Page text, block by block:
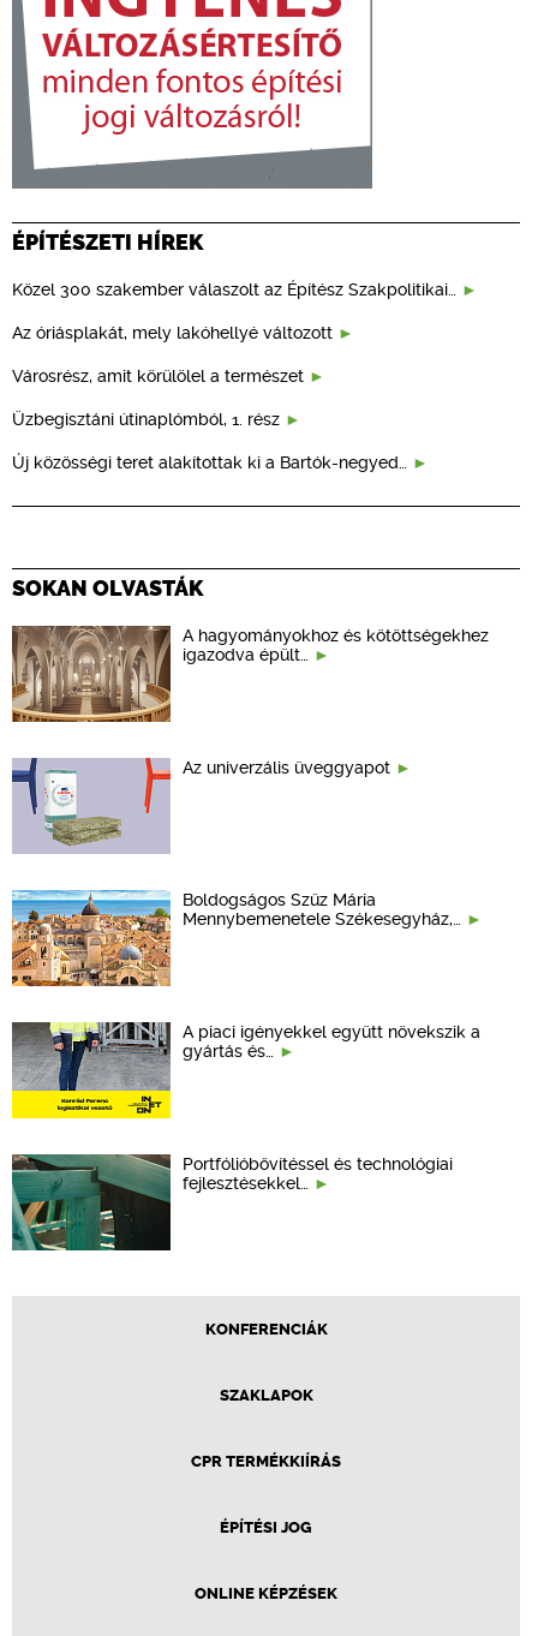
ÉPÍTÉSZETI HÍREK
Közel 300 szakember válaszolt az Építész Szakpolitikai…
Az óriásplakát, mely lakóhellyé változott
Városrész, amit körülölel a természet
Üzbegisztáni útinaplómból, 1. rész
Új közösségi teret alakítottak ki a Bartók-negyed…
SOKAN OLVASTÁK
A hagyományokhoz és kötöttségekhez
igazodva épült…
Az univerzális üveggyapot
Boldogságos Szűz Mária
Mennybemenetele Székesegyház,…
A piaci igényekkel együtt növekszik a
gyártás és…
Portfólióbővítéssel és technológiai
fejlesztésekkel…
KONFERENCIÁK
SZAKLAPOK
CPR TERMÉKKIÍRÁS
ÉPÍTÉSI JOG
ONLINE KÉPZÉSEK